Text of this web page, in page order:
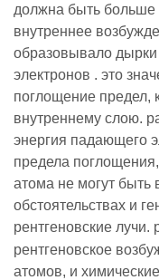
должна быть больше
внутреннее
образовывало
электронов . это
поглощение предел,
внутреннему слою.
энергия падающего
предела
атома не могут
обстоятельствах и
рентгеновские лучи.
рентгеновское
атомов, и